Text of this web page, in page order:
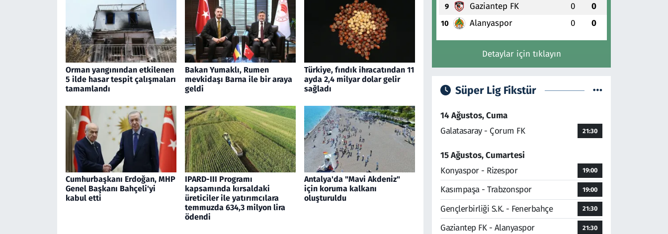
Orman yangınından etkilenen
5 ilde hasar tespit çalışmaları
tamamlandı
Bakan Yumaklı, Rumen
mevkidaşı Barna ile bir araya
geldi
Türkiye, fındık ihracatından 11
ayda 2,4 milyar dolar gelir
sağladı
Cumhurbaşkanı Erdoğan, MHP
Genel Başkanı Bahçeli'yi
kabul etti
IPARD-III Programı
kapsamında kırsaldaki
üreticiler ile yatırımcılara
temmuzda 634,3 milyon lira
ödendi
Antalya'da "Mavi Akdeniz"
için koruma kalkanı
oluşturuldu
9 Gaziantep FK 0 0
10 Alanyaspor 0 0
Detaylar için tıklayın
Süper Lig Fikstür
14 Ağustos, Cuma
Galatasaray - Çorum FK
21:30
15 Ağustos, Cumartesi
Konyaspor - Rizespor
19:00
Kasımpaşa - Trabzonspor 19:00
Gençlerbirliği S.K. - Fenerbahçe 21:30
Gaziantep FK - Alanyaspor 21:30